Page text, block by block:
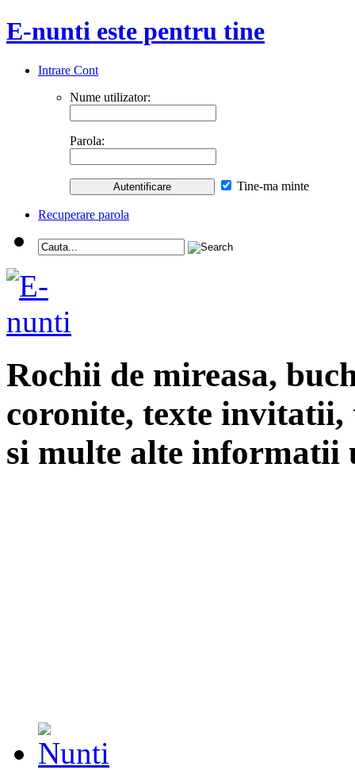
E-nunti este pentru tine
Intrare Cont
Nume utilizator:
Parola:
Tine-ma minte
Recuperare parola
Rochii de mireasa,
coronite, texte
si multe alte informatii